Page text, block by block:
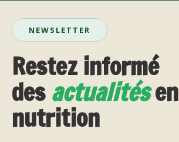
NEWSLETTER
Restez informé
desactualitésen
nutrition